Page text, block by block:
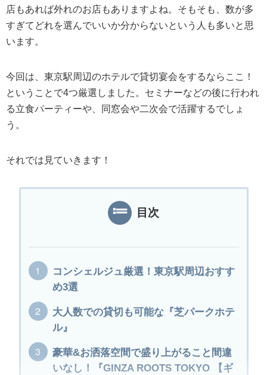
店もあれば外れのお店もありますよね。そもそも、数が多
すぎてどれを選んでいいか分からないという人も多いと思
います。
今回は、東京駅周辺のホテルで貸切宴会をするならここ！
ということで4つ厳選しました。セミナーなどの後に行われ
る立食パーティーや、同窓会や二次会で活躍するでしょ
う。
それでは見ていきます！
目次
コンシェルジュ厳選！東京駅周辺おすす
め3選
大人数での貸切も可能な『芝パークホテ
ル』
豪華&お洒落空間で盛り上がること間違
いなし！『GINZA ROOTS TOKYO 【ギ